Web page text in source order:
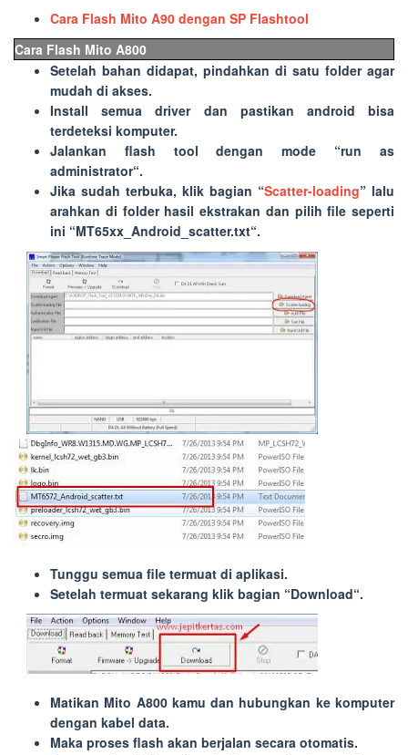
Cara Flash Mito A90 dengan SP Flashtool
Cara Flash Mito A800
Setelah bahan didapat, pindahkan di satu folder agar
mudah di akses.
Install semua driver dan pastikan android bisa
terdeteksi komputer.
Jalankan flash tool dengan mode “run as
administrator“.
Jika sudah terbuka, klik bagian “Scatter-loading” lalu
arahkan di folder hasil ekstrakan dan pilih file seperti
ini “MT65xx_Android_scatter.txt“.
Tunggu semua file termuat di aplikasi.
Setelah termuat sekarang klik bagian “Download“.
Matikan Mito A800 kamu dan hubungkan ke komputer
dengan kabel data.
Maka proses flash akan berjalan secara otomatis.